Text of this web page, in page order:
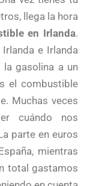
llega la hora
en Irlanda.
e Irlanda
gasolina a un
el combustible
Muchas veces
cuándo nos
parte en euros
mientras
total gastamos